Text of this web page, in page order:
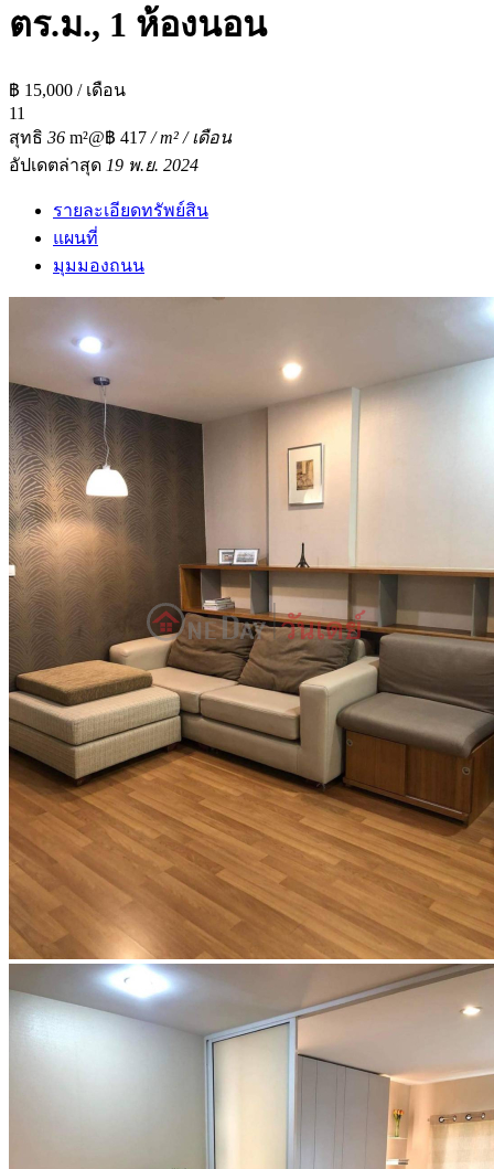
ตร.ม., 1 ห้องนอน
฿ 15,000 / เดือน
11
สุทธิ 36 m²@฿ 417 / m² / เดือน
อัปเดตล่าสุด 19 พ.ย. 2024
รายละเอียดทรัพย์สิน
แผนที่
มุมมองถนน